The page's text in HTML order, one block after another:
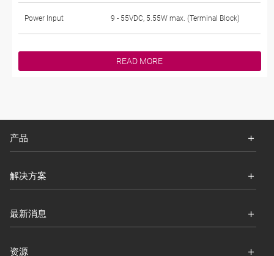
Power Input 9 - 55VDC, 5.55W max. (Terminal Block)
READ MORE
产品
解决方案
最新消息
资源